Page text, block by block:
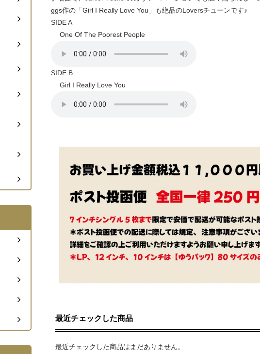
ggs作の「Girl I Really Love You」も絶品のLoversチューンです♪
SIDE A
One Of The Poorest People
SIDE B
Girl I Really Love You
最近チェックした商品
最近チェックした商品はまだありません。